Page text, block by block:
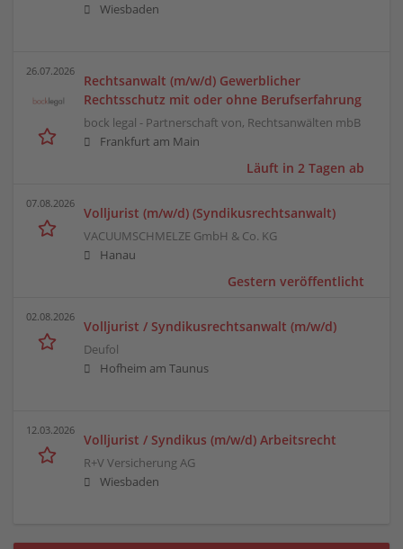
Wiesbaden
26.07.2026
Rechtsanwalt (m/w/d) Gewerblicher
Rechtsschutz mit oder ohne Berufserfahrung
bock legal - Partnerschaft von, Rechtsanwälten mbB
Frankfurt am Main
Läuft in 2 Tagen ab
07.08.2026
Volljurist (m/w/d) (Syndikusrechtsanwalt)
VACUUMSCHMELZE GmbH & Co. KG
Hanau
Gestern veröffentlicht
02.08.2026
Volljurist / Syndikusrechtsanwalt (m/w/d)
Deufol
Hofheim am Taunus
12.03.2026
Volljurist / Syndikus (m/w/d) Arbeitsrecht
R+V Versicherung AG
Wiesbaden